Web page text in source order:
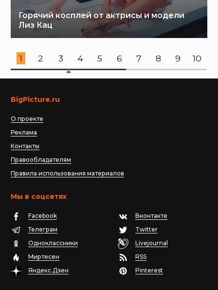
Горячий косплей от актрисы и модели
Лиз Кац
1 2 3 4 5 6 7 8 9 10
BigPicture.ru
О проекте
Реклама
Контакты
Правообладателям
Правила использования материалов
Мы в соцсетях
Facebook
Вконтакте
Телеграм
Twitter
Одноклассники
Livejournal
Миртесен
RSS
Яндекс.Дзен
Pinterest